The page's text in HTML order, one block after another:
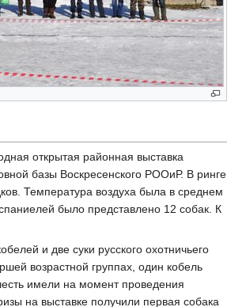
открытая районная выставка
базы Воскресенского РООиР. В ринге
Температура воздуха была в среднем
было представлено 12 собак. К
и две суки русского охотничьего
возрастной группах, один кобель
имели на момент проведения
на выставке получили первая собака